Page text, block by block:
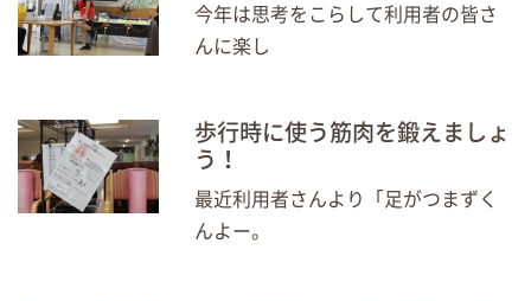
今年は思考をこらして利用者の皆さ
んに楽し
歩行時に使う筋肉を鍛えましょ
う！
最近利用者さんより「足がつまずく
んよー。